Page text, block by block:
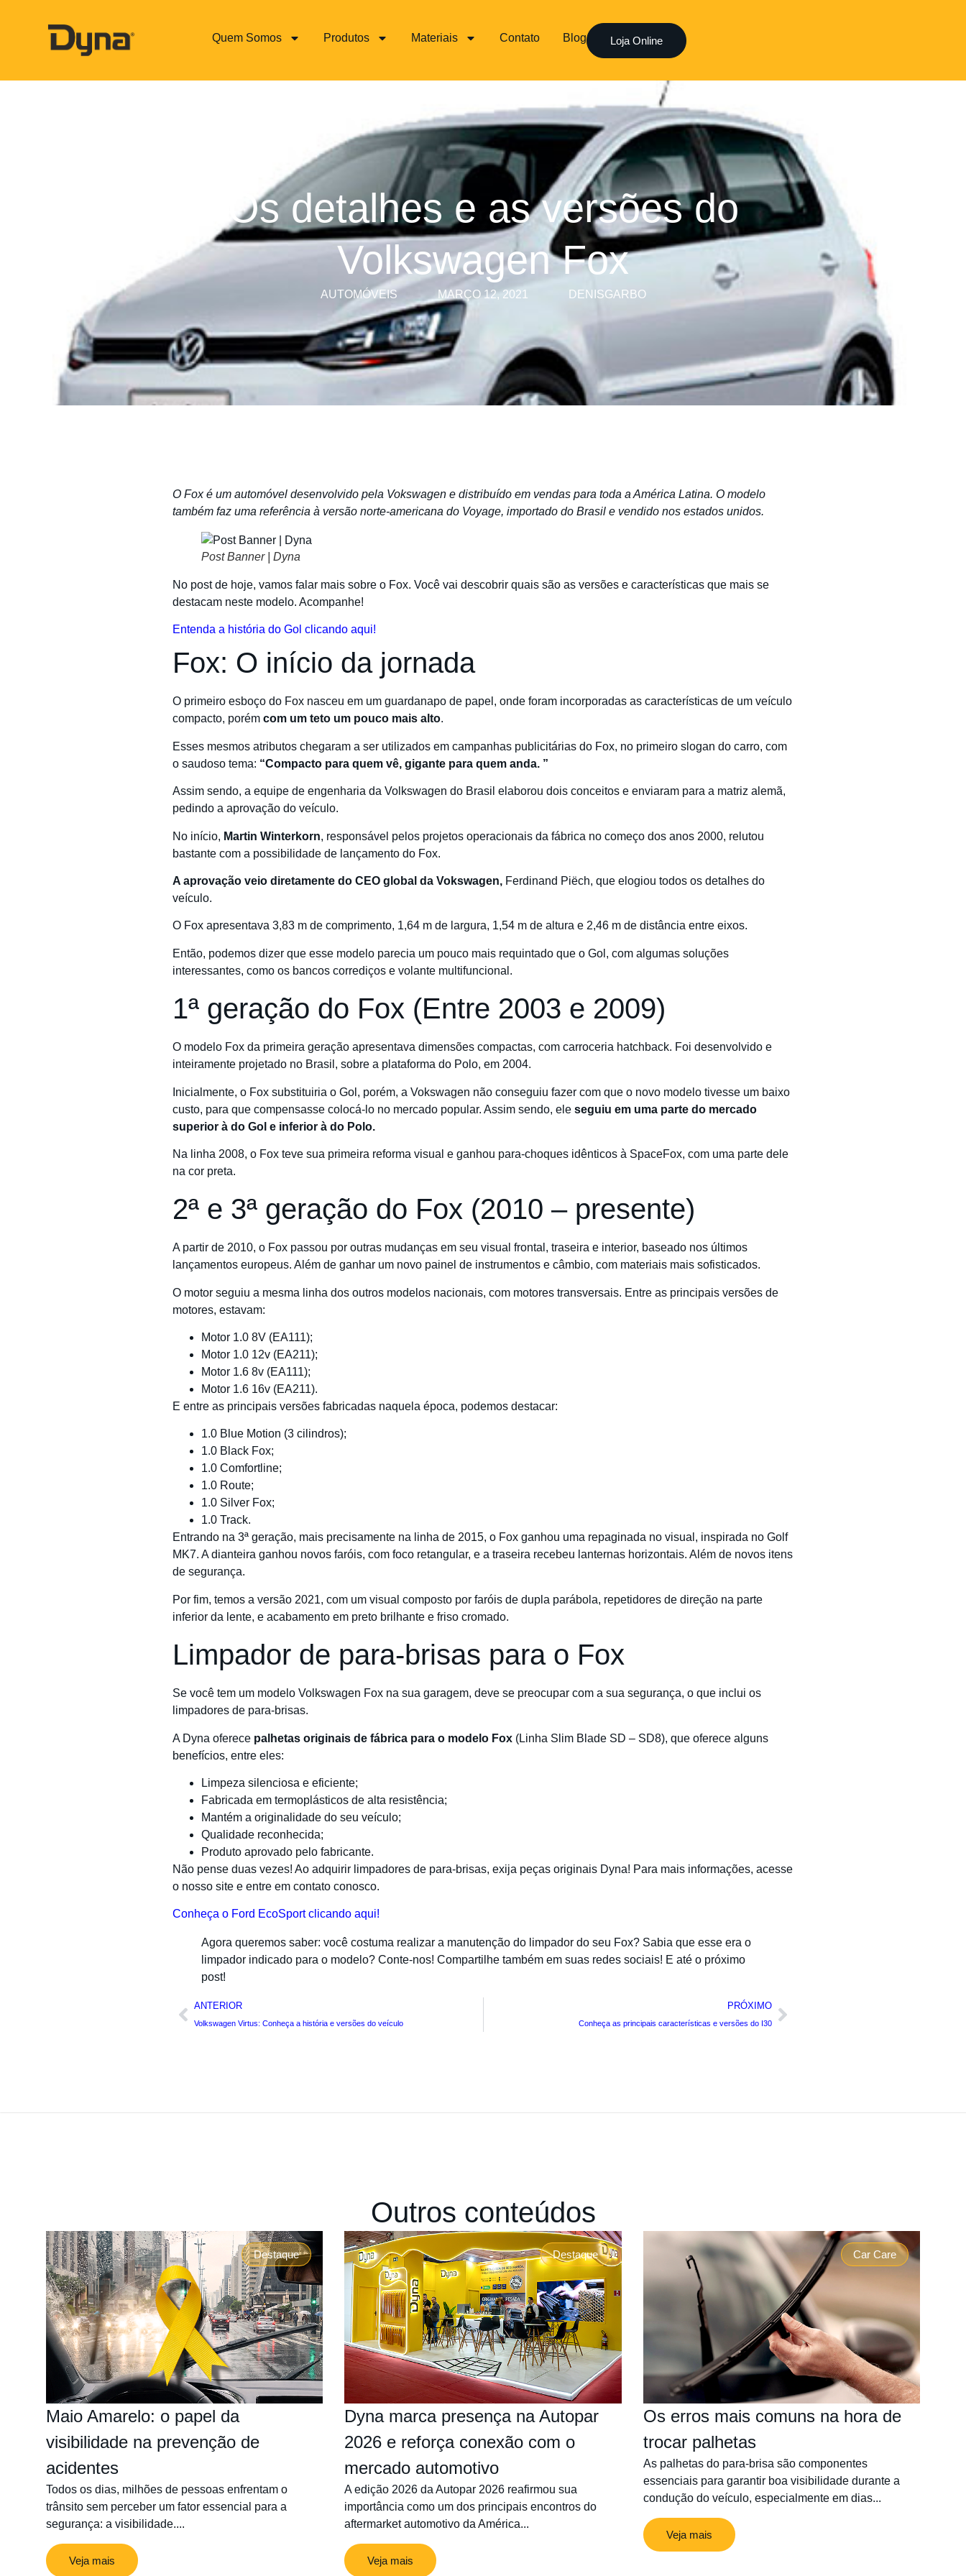
Quem Somos Produtos Materiais Contato Blog Loja Online
Os detalhes e as versões do
Volkswagen Fox
AUTOMÓVEIS MARÇO 12, 2021 DENISGARBO
O Fox é um automóvel desenvolvido pela Vokswagen e distribuído em vendas para toda a América Latina. O modelo
também faz uma referência à versão norte-americana do Voyage, importado do Brasil e vendido nos estados unidos.
Post Banner | Dyna
No post de hoje, vamos falar mais sobre o Fox. Você vai descobrir quais são as versões e características que mais se
destacam neste modelo. Acompanhe!
Entenda a história do Gol clicando aqui!
Fox: O início da jornada
O primeiro esboço do Fox nasceu em um guardanapo de papel, onde foram incorporadas as características de um veículo
compacto, porém com um teto um pouco mais alto.
Esses mesmos atributos chegaram a ser utilizados em campanhas publicitárias do Fox, no primeiro slogan do carro, com
o saudoso tema: “Compacto para quem vê, gigante para quem anda. ”
Assim sendo, a equipe de engenharia da Volkswagen do Brasil elaborou dois conceitos e enviaram para a matriz alemã,
pedindo a aprovação do veículo.
No início, Martin Winterkorn, responsável pelos projetos operacionais da fábrica no começo dos anos 2000, relutou
bastante com a possibilidade de lançamento do Fox.
A aprovação veio diretamente do CEO global da Vokswagen, Ferdinand Piëch, que elogiou todos os detalhes do
veículo.
O Fox apresentava 3,83 m de comprimento, 1,64 m de largura, 1,54 m de altura e 2,46 m de distância entre eixos.
Então, podemos dizer que esse modelo parecia um pouco mais requintado que o Gol, com algumas soluções
interessantes, como os bancos corrediços e volante multifuncional.
1ª geração do Fox (Entre 2003 e 2009)
O modelo Fox da primeira geração apresentava dimensões compactas, com carroceria hatchback. Foi desenvolvido e
inteiramente projetado no Brasil, sobre a plataforma do Polo, em 2004.
Inicialmente, o Fox substituiria o Gol, porém, a Vokswagen não conseguiu fazer com que o novo modelo tivesse um baixo
custo, para que compensasse colocá-lo no mercado popular. Assim sendo, ele seguiu em uma parte do mercado
superior à do Gol e inferior à do Polo.
Na linha 2008, o Fox teve sua primeira reforma visual e ganhou para-choques idênticos à SpaceFox, com uma parte dele
na cor preta.
2ª e 3ª geração do Fox (2010 – presente)
A partir de 2010, o Fox passou por outras mudanças em seu visual frontal, traseira e interior, baseado nos últimos
lançamentos europeus. Além de ganhar um novo painel de instrumentos e câmbio, com materiais mais sofisticados.
O motor seguiu a mesma linha dos outros modelos nacionais, com motores transversais. Entre as principais versões de
motores, estavam:
Motor 1.0 8V (EA111);
Motor 1.0 12v (EA211);
Motor 1.6 8v (EA111);
Motor 1.6 16v (EA211).
E entre as principais versões fabricadas naquela época, podemos destacar:
1.0 Blue Motion (3 cilindros);
1.0 Black Fox;
1.0 Comfortline;
1.0 Route;
1.0 Silver Fox;
1.0 Track.
Entrando na 3ª geração, mais precisamente na linha de 2015, o Fox ganhou uma repaginada no visual, inspirada no Golf
MK7. A dianteira ganhou novos faróis, com foco retangular, e a traseira recebeu lanternas horizontais. Além de novos itens
de segurança.
Por fim, temos a versão 2021, com um visual composto por faróis de dupla parábola, repetidores de direção na parte
inferior da lente, e acabamento em preto brilhante e friso cromado.
Limpador de para-brisas para o Fox
Se você tem um modelo Volkswagen Fox na sua garagem, deve se preocupar com a sua segurança, o que inclui os
limpadores de para-brisas.
A Dyna oferece palhetas originais de fábrica para o modelo Fox (Linha Slim Blade SD – SD8), que oferece alguns
benefícios, entre eles:
Limpeza silenciosa e eficiente;
Fabricada em termoplásticos de alta resistência;
Mantém a originalidade do seu veículo;
Qualidade reconhecida;
Produto aprovado pelo fabricante.
Não pense duas vezes! Ao adquirir limpadores de para-brisas, exija peças originais Dyna! Para mais informações, acesse
o nosso site e entre em contato conosco.
Conheça o Ford EcoSport clicando aqui!
Agora queremos saber: você costuma realizar a manutenção do limpador do seu Fox? Sabia que esse era o
limpador indicado para o modelo? Conte-nos! Compartilhe também em suas redes sociais! E até o próximo
post!
ANTERIOR
Volkswagen Virtus: Conheça a história e versões do veículo
PRÓXIMO
Conheça as principais características e versões do I30
Outros conteúdos
Destaque
Maio Amarelo: o papel da
visibilidade na prevenção de
acidentes
Todos os dias, milhões de pessoas enfrentam o
trânsito sem perceber um fator essencial para a
segurança: a visibilidade....
Veja mais
Destaque
Dyna marca presença na Autopar
2026 e reforça conexão com o
mercado automotivo
A edição 2026 da Autopar 2026 reafirmou sua
importância como um dos principais encontros do
aftermarket automotivo da América...
Veja mais
Car Care
Os erros mais comuns na hora de
trocar palhetas
As palhetas do para-brisa são componentes
essenciais para garantir boa visibilidade durante a
condução do veículo, especialmente em dias...
Veja mais